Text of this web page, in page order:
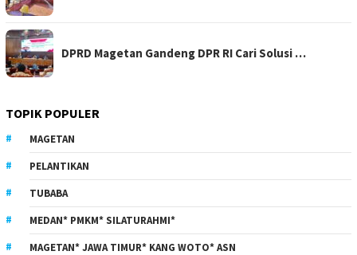
DPRD Magetan Gandeng DPR RI Cari Solusi …
TOPIK POPULER
MAGETAN
PELANTIKAN
TUBABA
MEDAN* PMKM* SILATURAHMI*
MAGETAN* JAWA TIMUR* KANG WOTO* ASN